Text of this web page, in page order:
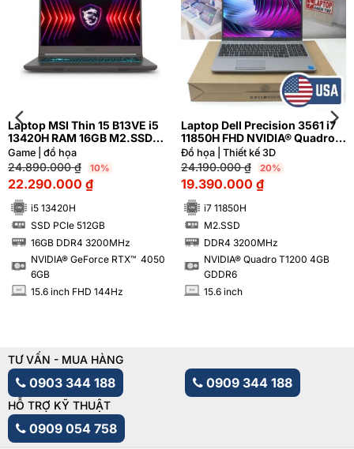
Laptop MSI Thin 15 B13VE i5
13420H RAM 16GB M2.SSD
512GB FHD 144Hz NVIDIA®
GeForce RTX™ 4050 6GB
Game | đồ họa
24.890.000₫ 10%
22.290.000 ₫
i5 13420H
SSD SSD PCIe 512GB
16GB DDR4 3200MHz
NVIDIA® GeForce RTX™ 4050
6GB
INCH 15.6 inch FHD 144Hz
Laptop Dell Precision 3561 i7
11850H FHD NVIDIA® Quadro
T1200 4GB
Đồ họa | Thiết kế 3D
24.190.000₫ 20%
19.390.000 ₫
i7 11850H
SSD M2.SSD
DDR4 3200MHz
NVIDIA® Quadro T1200 4GB
GDDR6
INCH 15.6 inch
TƯ VẤN - MUA HÀNG
0903 344 188 0909 344 188
HỖ TRỢ KỸ THUẬT
0909 054 758